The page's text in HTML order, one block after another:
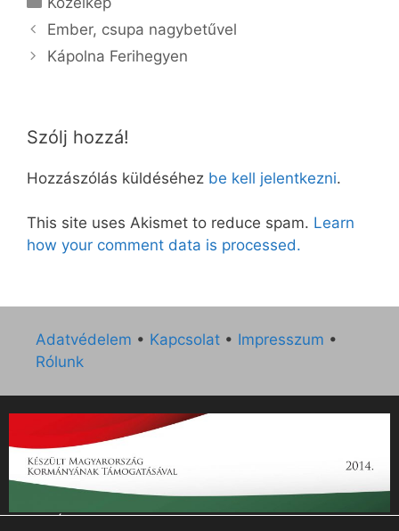
Ember, csupa nagybetűvel
Kápolna Ferihegyen
Szólj hozzá!
Hozzászólás küldéséhez be kell jelentkezni.
This site uses Akismet to reduce spam. Learn
how your comment data is processed.
Adatvédelem • Kapcsolat • Impresszum •
Rólunk
„Az Új Ember katolikus hetilap 2014. évi működésének